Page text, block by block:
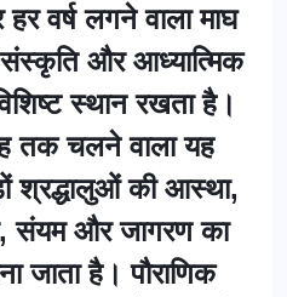
वर्ष लगने वाला माघ
संस्कृति और आध्यात्मिक
स्थान रखता है।
तक चलने वाला यह
श्रद्धालुओं की आस्था,
संयम और जागरण का
जाता है। पौराणिक